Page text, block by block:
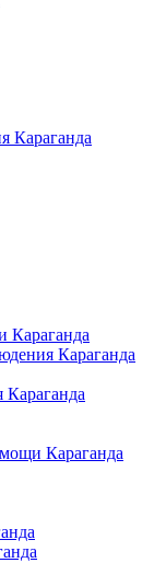
Караганда
Караганда
Караганда
Караганда
Караганда